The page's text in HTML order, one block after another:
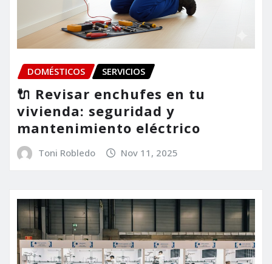
DOMÉSTICOS SERVICIOS
🔌 Revisar enchufes en tu
vivienda: seguridad y
mantenimiento eléctrico
Toni Robledo Nov 11, 2025